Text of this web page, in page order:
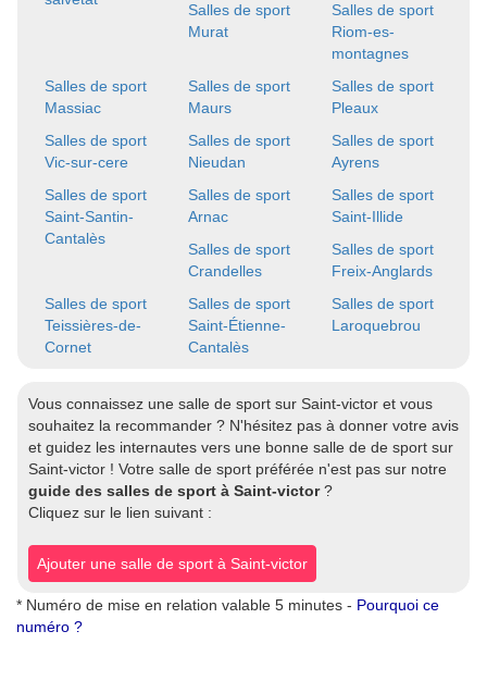
Salles de sport
Murat
Salles de sport
Riom-es-
montagnes
Salles de sport
Massiac
Salles de sport
Maurs
Salles de sport
Pleaux
Salles de sport
Vic-sur-cere
Salles de sport
Nieudan
Salles de sport
Ayrens
Salles de sport
Saint-Santin-
Cantalès
Salles de sport
Arnac
Salles de sport
Saint-Illide
Salles de sport
Crandelles
Salles de sport
Freix-Anglards
Salles de sport
Teissières-de-
Cornet
Salles de sport
Saint-Étienne-
Cantalès
Salles de sport
Laroquebrou
Vous connaissez une salle de sport sur Saint-victor et vous
souhaitez la recommander ? N'hésitez pas à donner votre avis
et guidez les internautes vers une bonne salle de de sport sur
Saint-victor ! Votre salle de sport préférée n'est pas sur notre
guide des salles de sport à Saint-victor?
Cliquez sur le lien suivant :
Ajouter une salle de sport à Saint-victor
* Numéro de mise en relation valable 5 minutes - Pourquoi ce
numéro ?